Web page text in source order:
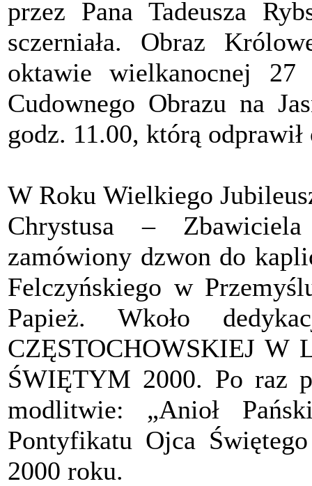
przez Pana Tadeusza
sczerniała. Obraz
oktawie wielkanocnej
Cudownego Obrazu na
godz. 11.00, którą
W Roku Wielkiego
Chrystusa –
zamówiony dzwon do
Felczyńskiego w
Papież. Wkoło
CZĘSTOCHOWSKIEJ
ŚWIĘTYM 2000. Po raz
modlitwie: „Anioł
Pontyfikatu Ojca
2000 roku.